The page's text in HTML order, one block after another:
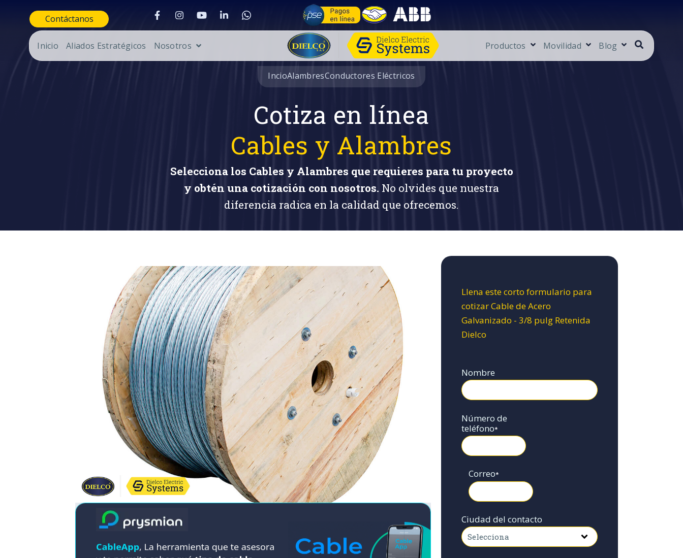
Contáctanos
Inicio Aliados Estratégicos Nosotros Productos Movilidad Blog
IncioAlambresConductores Eléctricos
Cotiza en línea
Cables y Alambres
Selecciona los Cables y Alambres que requieres para tu proyecto
y obtén una cotización con nosotros. No olvides que nuestra
diferencia radica en la calidad que ofrecemos.
Llena este corto formulario para
cotizar Cable de Acero
Galvanizado - 3/8 pulg Retenida
Dielco
Nombre
Número de
teléfono*
Correo*
Ciudad del contacto